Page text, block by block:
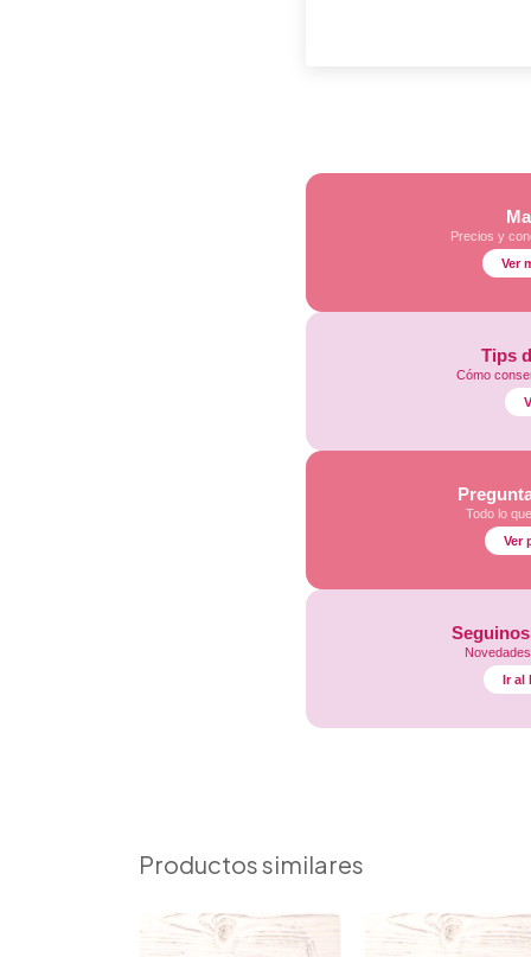
Precios y
Ver
Tips
Cómo
Todo lo
Ver
Ir al
Productos similares